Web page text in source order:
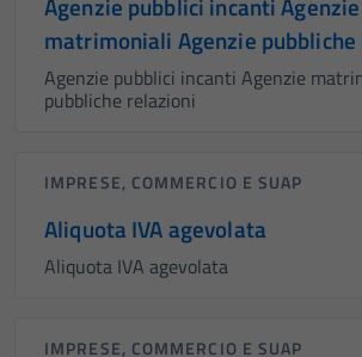
matrimoniali Agenzie
Agenzie pubblici incanti Agenzie
pubbliche relazioni
IMPRESE, COMMERCIO E SUAP
Aliquota IVA agevolata
Aliquota IVA agevolata
IMPRESE, COMMERCIO E SUAP